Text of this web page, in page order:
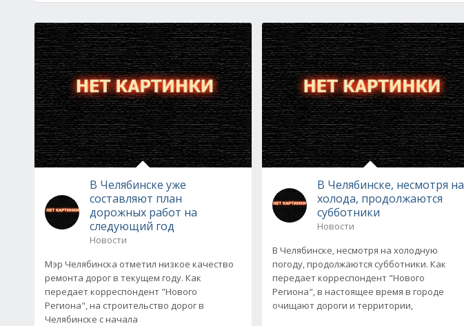
В Челябинске уже
составляют план
дорожных работ на
следующий год
Новости
Мэр Челябинска отметил низкое качество
ремонта дорог в текущем году. Как
передает корреспондент "Нового
Региона", на строительство дорог в
Челябинске с начала
В Челябинске, несмотря на
холода, продолжаются
субботники
Новости
В Челябинске, несмотря на холодную
погоду, продолжаются субботники. Как
передает корреспондент "Нового
Региона", в настоящее время в городе
очищают дороги и территории,